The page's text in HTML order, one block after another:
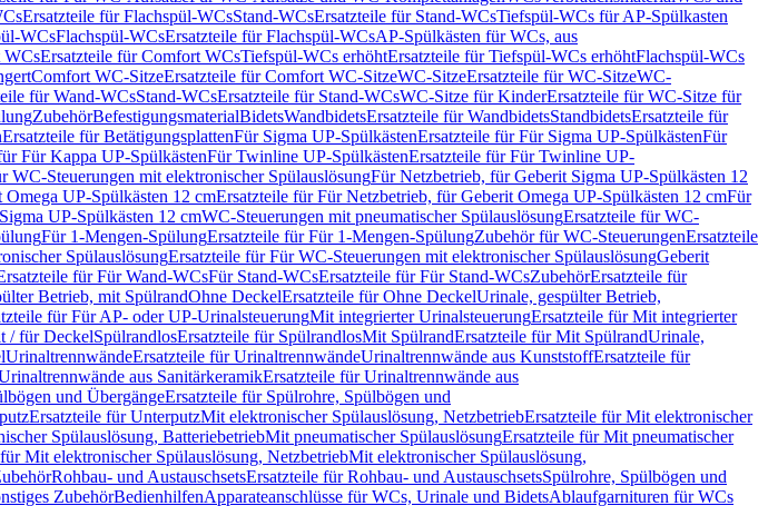
Ersatzteile für Flachspül-WCsStand-WCsErsatzteile für Stand-WCsTiefspül-WCs für AP-Spülkasten
WCsFlachspül-WCsErsatzteile für Flachspül-WCsAP-Spülkästen für WCs, aus
WCsErsatzteile für Comfort WCsTiefspül-WCs erhöhtErsatzteile für Tiefspül-WCs erhöhtFlachspül-WCs
Comfort WC-SitzeErsatzteile für Comfort WC-SitzeWC-SitzeErsatzteile für WC-SitzeWC-
für Wand-WCsStand-WCsErsatzteile für Stand-WCsWC-Sitze für KinderErsatzteile für WC-Sitze für
ZubehörBefestigungsmaterialBidetsWandbidetsErsatzteile für WandbidetsStandbidetsErsatzteile für
Ersatzteile für BetätigungsplattenFür Sigma UP-SpülkästenErsatzteile für Für Sigma UP-SpülkästenFür
Für Kappa UP-SpülkästenFür Twinline UP-SpülkästenErsatzteile für Für Twinline UP-
WC-Steuerungen mit elektronischer SpülauslösungFür Netzbetrieb, für Geberit Sigma UP-Spülkästen 12
UP-Spülkästen 12 cmErsatzteile für Für Netzbetrieb, für Geberit Omega UP-Spülkästen 12 cmFür
UP-Spülkästen 12 cmWC-Steuerungen mit pneumatischer SpülauslösungErsatzteile für WC-
Für 1-Mengen-SpülungErsatzteile für Für 1-Mengen-SpülungZubehör für WC-SteuerungenErsatzteile
SpülauslösungErsatzteile für Für WC-Steuerungen mit elektronischer SpülauslösungGeberit
für Für Wand-WCsFür Stand-WCsErsatzteile für Für Stand-WCsZubehörErsatzteile für
Betrieb, mit SpülrandOhne DeckelErsatzteile für Ohne DeckelUrinale, gespülter Betrieb,
für Für AP- oder UP-UrinalsteuerungMit integrierter UrinalsteuerungErsatzteile für Mit integrierter
/ für DeckelSpülrandlosErsatzteile für SpülrandlosMit SpülrandErsatzteile für Mit SpülrandUrinale,
UrinaltrennwändeErsatzteile für UrinaltrennwändeUrinaltrennwände aus KunststoffErsatzteile für
aus SanitärkeramikErsatzteile für Urinaltrennwände aus
und ÜbergängeErsatzteile für Spülrohre, Spülbögen und
Ersatzteile für UnterputzMit elektronischer Spülauslösung, NetzbetriebErsatzteile für Mit elektronischer
Spülauslösung, BatteriebetriebMit pneumatischer SpülauslösungErsatzteile für Mit pneumatischer
Mit elektronischer Spülauslösung, NetzbetriebMit elektronischer Spülauslösung,
Rohbau- und AustauschsetsErsatzteile für Rohbau- und AustauschsetsSpülrohre, Spülbögen und
ZubehörBedienhilfenApparateanschlüsse für WCs, Urinale und BidetsAblaufgarnituren für WCs